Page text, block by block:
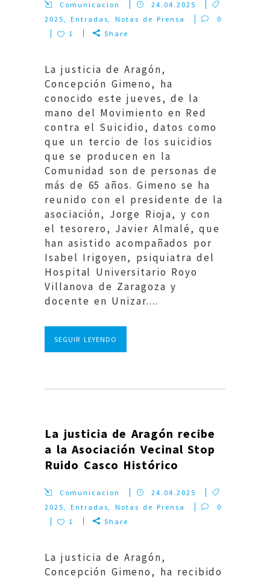
Comunicacion
24.04.2025
2025,Entradas, Notas de Prensa
0
1
Share
La justicia de Aragón,
Concepción Gimeno, ha
conocido este jueves, de la
mano del Movimiento en Red
contra el Suicidio, datos como
que un tercio de los suicidios
que se producen en la
Comunidad son de personas de
más de 65 años. Gimeno se ha
reunido con el presidente de la
asociación, Jorge Rioja, y con
el tesorero, Javier Almalé, que
han asistido acompañados por
Isabel Irigoyen, psiquiatra del
Hospital Universitario Royo
Villanova de Zaragoza y
docente en Unizar....
SEGUIR LEYENDO
La justicia de Aragón recibe
a la Asociación Vecinal Stop
Ruido Casco Histórico
Comunicacion
24.04.2025
2025,Entradas, Notas de Prensa
0
1
Share
La justicia de Aragón,
Concepción Gimeno, ha recibido